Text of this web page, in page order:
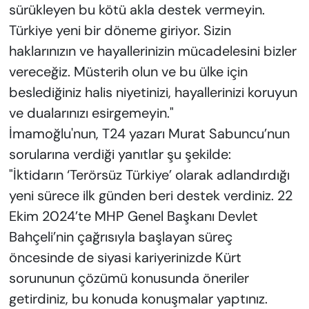
sürükleyen bu kötü akla destek vermeyin.
Türkiye yeni bir döneme giriyor. Sizin
haklarınızın ve hayallerinizin mücadelesini bizler
vereceğiz. Müsterih olun ve bu ülke için
beslediğiniz halis niyetinizi, hayallerinizi koruyun
ve dualarınızı esirgemeyin."
İmamoğlu'nun, T24 yazarı Murat Sabuncu’nun
sorularına verdiği yanıtlar şu şekilde:
"İktidarın ‘Terörsüz Türkiye’ olarak adlandırdığı
yeni sürece ilk günden beri destek verdiniz. 22
Ekim 2024’te MHP Genel Başkanı Devlet
Bahçeli’nin çağrısıyla başlayan süreç
öncesinde de siyasi kariyerinizde Kürt
sorununun çözümü konusunda öneriler
getirdiniz, bu konuda konuşmalar yaptınız.